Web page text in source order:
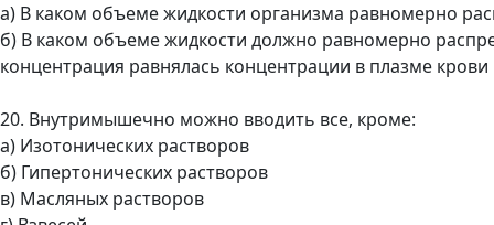
а) В каком объеме жидкости организма равномерно
б) В каком объеме жидкости должно равномерно
концентрация равнялась концентрации в плазме крови
20. Внутримышечно можно вводить все, кроме:
а) Изотонических растворов
б) Гипертонических растворов
в) Масляных растворов